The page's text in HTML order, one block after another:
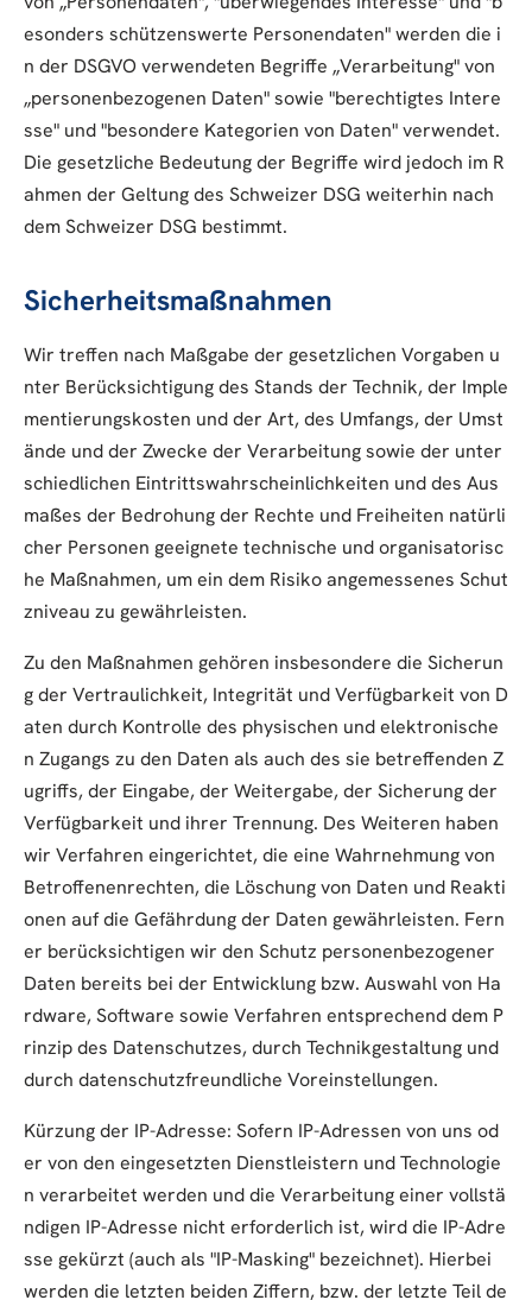
esonders schützenswerte Personendaten" werden die i
n der DSGVO verwendeten Begriffe „Verarbeitung" von
„personenbezogenen Daten" sowie "berechtigtes Intere
sse" und "besondere Kategorien von Daten" verwendet.
Die gesetzliche Bedeutung der Begriffe wird jedoch im R
ahmen der Geltung des Schweizer DSG weiterhin nach
dem Schweizer DSG bestimmt.
Sicherheitsmaßnahmen
Wir treffen nach Maßgabe der gesetzlichen Vorgaben u
nter Berücksichtigung des Stands der Technik, der Imple
mentierungskosten und der Art, des Umfangs, der Umst
ände und der Zwecke der Verarbeitung sowie der unter
schiedlichen Eintrittswahrscheinlichkeiten und des Aus
maßes der Bedrohung der Rechte und Freiheiten natürli
cher Personen geeignete technische und organisatorisc
he Maßnahmen, um ein dem Risiko angemessenes Schut
zniveau zu gewährleisten.
Zu den Maßnahmen gehören insbesondere die Sicherun
g der Vertraulichkeit, Integrität und Verfügbarkeit von D
aten durch Kontrolle des physischen und elektronische
n Zugangs zu den Daten als auch des sie betreffenden Z
ugriffs, der Eingabe, der Weitergabe, der Sicherung der
Verfügbarkeit und ihrer Trennung. Des Weiteren haben
wir Verfahren eingerichtet, die eine Wahrnehmung von
Betroffenenrechten, die Löschung von Daten und Reakti
onen auf die Gefährdung der Daten gewährleisten. Fern
er berücksichtigen wir den Schutz personenbezogener
Daten bereits bei der Entwicklung bzw. Auswahl von Ha
rdware, Software sowie Verfahren entsprechend dem P
rinzip des Datenschutzes, durch Technikgestaltung und
durch datenschutzfreundliche Voreinstellungen.
Kürzung der IP-Adresse: Sofern IP-Adressen von uns od
er von den eingesetzten Dienstleistern und Technologie
n verarbeitet werden und die Verarbeitung einer vollstä
ndigen IP-Adresse nicht erforderlich ist, wird die IP-Adre
sse gekürzt (auch als "IP-Masking" bezeichnet). Hierbei
werden die letzten beiden Ziffern, bzw. der letzte Teil de